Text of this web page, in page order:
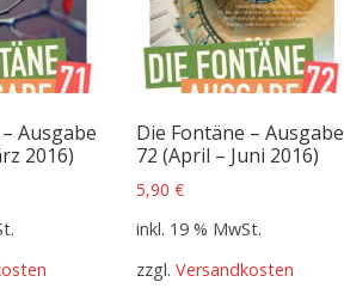
Ausgabe
2016)
Die Fontäne – Ausgabe
72 (April – Juni 2016)
5,90 €
inkl. 19 % MwSt.
zzgl. Versandkosten